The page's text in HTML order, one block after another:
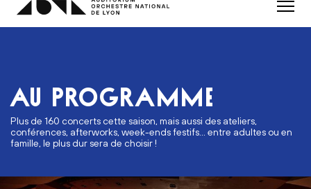
Menu
AU PROGRAMME
Plus de 160 concerts cette saison, mais aussi des ateliers,
conférences, afterworks, week-ends festifs... entre adultes ou en
famille, le plus dur sera de choisir !